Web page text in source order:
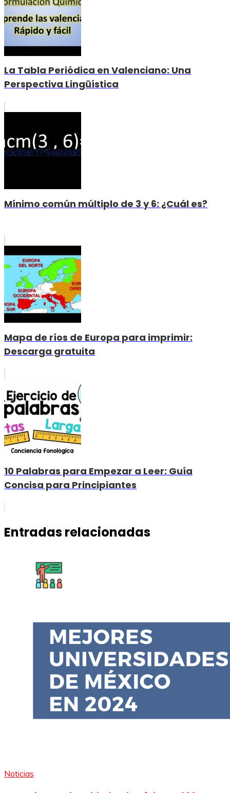
La Tabla Periódica en Valenciano: Una
Perspectiva Lingüística
Mínimo común múltiplo de 3 y 6: ¿Cuál es?
Mapa de ríos de Europa para imprimir:
Descarga gratuita
10 Palabras para Empezar a Leer: Guía
Concisa para Principiantes
Entradas relacionadas
Noticias